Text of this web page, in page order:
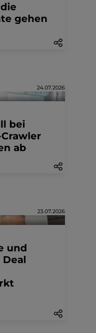
gehen
24.07.2026
bei
ab
23.07.2026
und